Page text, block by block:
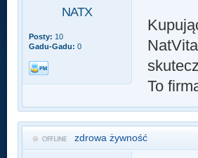
NATX
Posty: 10
Gadu-Gadu: 0
To
zdrowa żywność